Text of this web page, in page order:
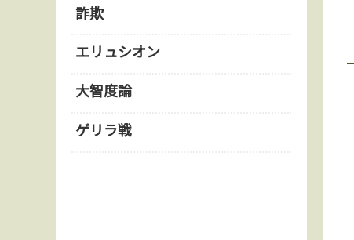
詐欺
エリュシオン
大智度論
ゲリラ戦